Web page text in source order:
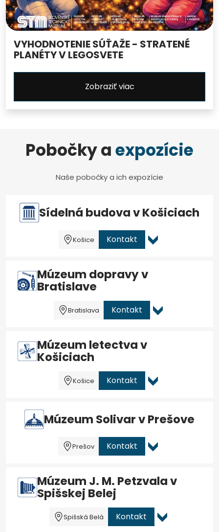
VYHODNOTENIE SÚŤAŽE - STRATENÉ
PLANÉTY V LEGOSVETE
Zobraziť viac
Pobočky aexpozície
Naše pobočky a ich expozície
Sídelná budova v Košiciach
Košice Kontakt
Múzeum dopravy v
Bratislave
Bratislava Kontakt
Múzeum letectva v
Košiciach
Košice Kontakt
Múzeum Solivar v Prešove
Prešov Kontakt
Múzeum J. M. Petzvala v
Spišskej Belej
Spišská Belá Kontakt